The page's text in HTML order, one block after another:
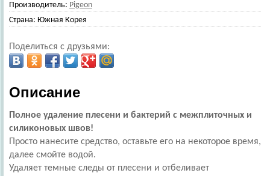
Производитель: Pigeon
Страна: Южная Корея
Поделиться с друзьями:
Описание
Полное удаление плесени и бактерий с межплиточных и
силиконовых швов!
Просто нанесите средство, оставьте его на некоторое время,
далее смойте водой.
Удаляет темные следы от плесени и отбеливает